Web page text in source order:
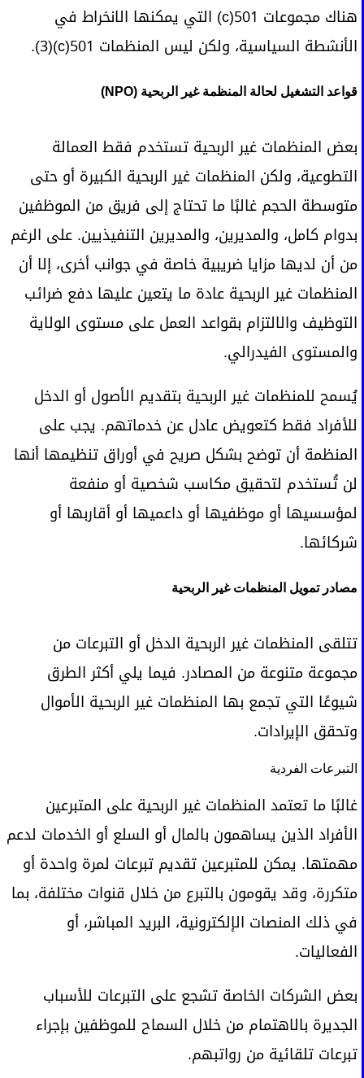
هناك مجموعات 501(c) التي يمكنها الانخراط في
الأنشطة السياسية، ولكن ليس المنظمات 501(c)(3).
قواعد التشغيل لحالة المنظمة غير الربحية (NPO)
بعض المنظمات غير الربحية تستخدم فقط العمالة
التطوعية، ولكن المنظمات غير الربحية الكبيرة أو حتى
متوسطة الحجم غالبًا ما تحتاج إلى فريق من الموظفين
بدوام كامل، والمديرين، والمديرين التنفيذيين. على الرغم
من أن لديها مزايا ضريبية خاصة في جوانب أخرى، إلا أن
المنظمات غير الربحية عادة ما يتعين عليها دفع ضرائب
التوظيف والالتزام بقواعد العمل على مستوى الولاية
والمستوى الفيدرالي.
يُسمح للمنظمات غير الربحية بتقديم الأصول أو الدخل
للأفراد فقط كتعويض عادل عن خدماتهم. يجب على
المنظمة أن توضح بشكل صريح في أوراق تنظيمها أنها
لن تُستخدم لتحقيق مكاسب شخصية أو منفعة
لمؤسسيها أو موظفيها أو داعميها أو أقاربها أو
شركائها.
مصادر تمويل المنظمات غير الربحية
تتلقى المنظمات غير الربحية الدخل أو التبرعات من
مجموعة متنوعة من المصادر. فيما يلي أكثر الطرق
شيوعًا التي تجمع بها المنظمات غير الربحية الأموال
وتحقق الإيرادات.
التبرعات الفردية
غالبًا ما تعتمد المنظمات غير الربحية على المتبرعين
الأفراد الذين يساهمون بالمال أو السلع أو الخدمات لدعم
مهمتها. يمكن للمتبرعين تقديم تبرعات لمرة واحدة أو
متكررة، وقد يقومون بالتبرع من خلال قنوات مختلفة، بما
في ذلك المنصات الإلكترونية، البريد المباشر، أو
الفعاليات.
بعض الشركات الخاصة تشجع على التبرعات للأسباب
الجديرة بالاهتمام من خلال السماح للموظفين بإجراء
تبرعات تلقائية من رواتبهم.